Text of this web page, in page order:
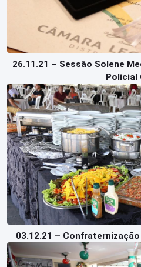
26.11.21 – Sessão Solene
Policial
03.12.21 –